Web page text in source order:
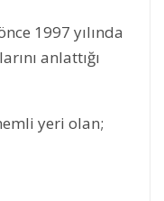
1997 yılında
anlattığı
yeri olan;